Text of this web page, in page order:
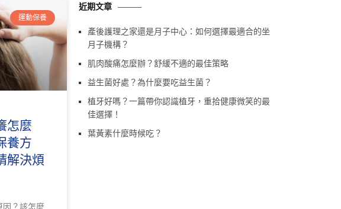
運動保養
怎麼
養方
解決煩
因？該怎麼
近期文章
產後護理之家還是月子中心：如何選擇最適合的坐
月子機構？
肌肉酸痛怎麼辦？舒緩不適的最佳策略
益生菌好處？為什麼要吃益生菌？
植牙好嗎？一篇帶你認識植牙，重拾健康微笑的最
佳選擇！
葉黃素什麼時候吃？